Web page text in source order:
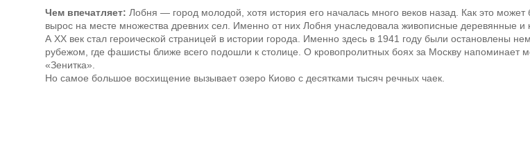
Чем впечатляет: Лобня — город молодой, хотя история его началась много веков назад. Как это может
вырос на месте множества древних сел. Именно от них Лобня унаследовала живописные деревянные и
А XX век стал героической страницей в истории города. Именно здесь в 1941 году были остановлены
рубежом, где фашисты ближе всего подошли к столице. О кровопролитных боях за Москву напоминает
«Зенитка».
Но самое большое восхищение вызывает озеро Киово с десятками тысяч речных чаек.